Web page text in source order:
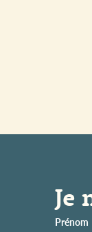
Je
Prénom